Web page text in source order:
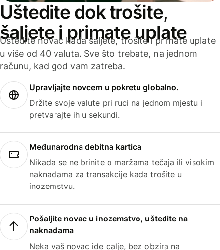
Uštedite dok trošite,
šaljete i primate uplate
Uštedite novac kada šaljete, trošite i primate uplate
u više od 40 valuta. Sve što trebate, na jednom
računu, kad god vam zatreba.
Upravljajte novcem u pokretu globalno.
Držite svoje valute pri ruci na jednom mjestu i
pretvarajte ih u sekundi.
Međunarodna debitna kartica
Nikada se ne brinite o maržama tečaja ili visokim
naknadama za transakcije kada trošite u
inozemstvu.
Pošaljite novac u inozemstvo, uštedite na
naknadama
Neka vaš novac ide dalje, bez obzira na